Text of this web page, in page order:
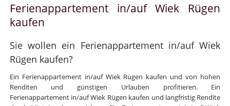
Ferienappartement in/auf Wiek Rügen
kaufen
Sie wollen ein Ferienappartement in/auf Wiek
Rügen kaufen?
Ein Ferienappartement in/auf Wiek Rügen kaufen und von hohen
Renditen und günstigen Urlauben profitieren. Ein
Ferienappartement in/auf Wiek Rügen kaufen und langfristig Rendite